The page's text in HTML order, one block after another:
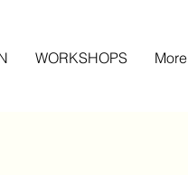
WORKSHOPS More